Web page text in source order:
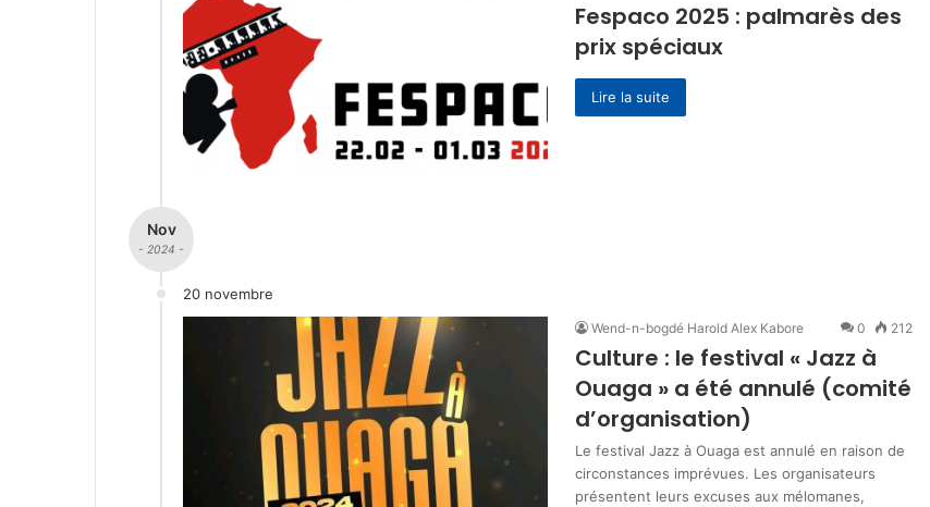
Fespaco 2025 : palmarès des
prix spéciaux
Lire la suite
Nov
- 2024 -
20 novembre
Wend-n-bogdé Harold Alex Kabore 0 212
Culture : le festival « Jazz à
Ouaga » a été annulé (comité
d’organisation)
Le festival Jazz à Ouaga est annulé en raison de
circonstances imprévues. Les organisateurs
présentent leurs excuses aux mélomanes,